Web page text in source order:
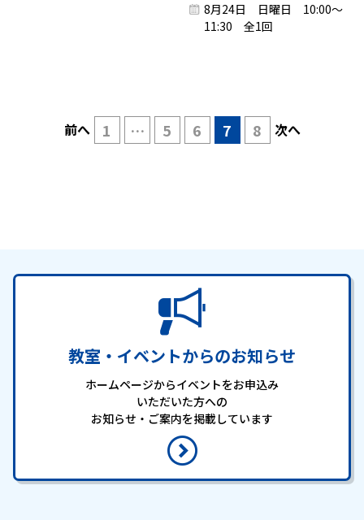
8月24日 日曜日 10:00～
11:30 全1回
前へ 1 … 5 6 7 8 次へ
教室・イベントからのお知らせ
ホームページからイベントをお申込み
いただいた方への
お知らせ・ご案内を掲載しています